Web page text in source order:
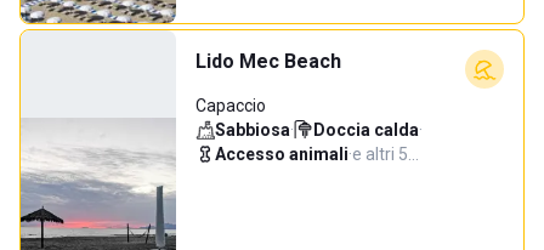
Lido Mec Beach
Capaccio
Sabbiosa· Doccia calda·
Accesso animali·e altri 5…